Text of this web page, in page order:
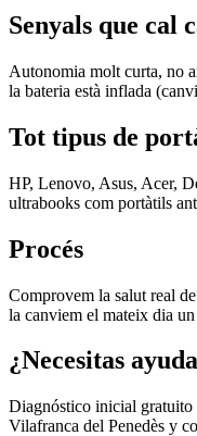
Senyals que cal
Autonomia molt curta, no
la bateria està inflada
Tot tipus de
HP, Lenovo, Asus, Acer,
ultrabooks com portàtils
Procés
Comprovem la salut real
la canviem el mateix dia
¿Necesitas
Diagnóstico inicial gratuito
Vilafranca del Penedès y